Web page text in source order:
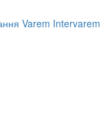
Varem Intervarem